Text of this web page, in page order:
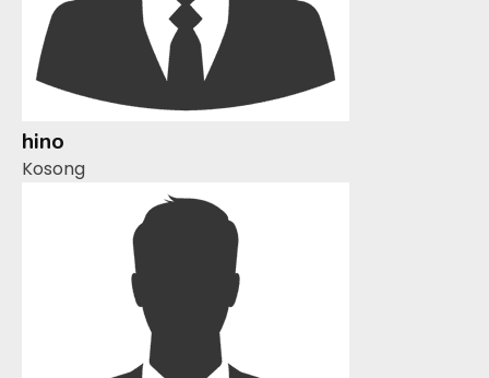
hino
Kosong